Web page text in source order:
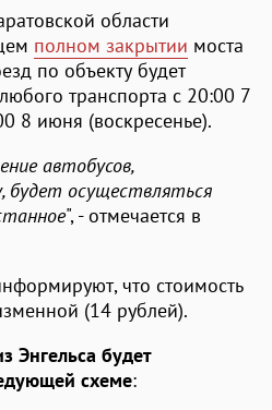
области
полном закрытии моста
по объекту будет
транспорта с 20:00 7
8 июня (воскресенье).
автобусов,
будет осуществляться
", - отмечается в
что стоимость
(14 рублей).
Энгельса будет
схеме: